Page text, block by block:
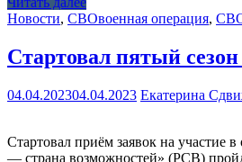
Новости, СВОвоенная операция,
Стартовал пятый
04.04.202304.04.2023 Екатерина
Стартовал приём заявок на участие
— страна возможностей» (РСВ)